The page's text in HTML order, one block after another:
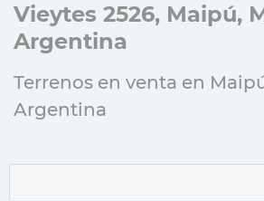
Vieytes 2526, Maipú,
Argentina
Terrenos en venta en
Argentina